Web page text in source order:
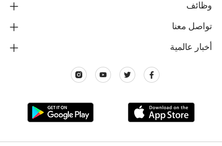
وظائف
تواصل معنا
أخبار عالمية